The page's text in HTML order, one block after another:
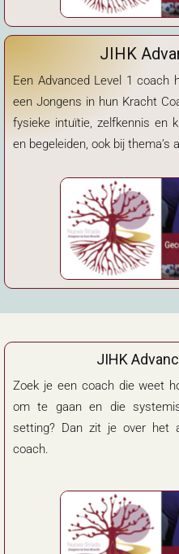
JIHK
Een Advanced Level 1 coach
een Jongens in hun Kracht
fysieke intuïtie, zelfkennis en
en begeleiden, ook bij thema’s
JIHK
Zoek je een coach die weet
om te gaan en die
setting? Dan zit je over het
coach.